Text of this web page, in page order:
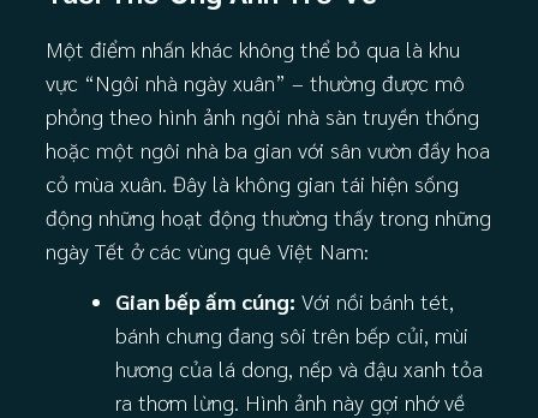
Một điểm nhấn khác không thể bỏ qua là khu
vực “Ngôi nhà ngày xuân” – thường được mô
phỏng theo hình ảnh ngôi nhà sàn truyền thống
hoặc một ngôi nhà ba gian với sân vườn đầy hoa
cỏ mùa xuân. Đây là không gian tái hiện sống
động những hoạt động thường thấy trong những
ngày Tết ở các vùng quê Việt Nam:
Gian bếp ấm cúng: Với nồi bánh tét,
bánh chưng đang sôi trên bếp củi, mùi
hương của lá dong, nếp và đậu xanh tỏa
ra thơm lừng. Hình ảnh này gợi nhớ về